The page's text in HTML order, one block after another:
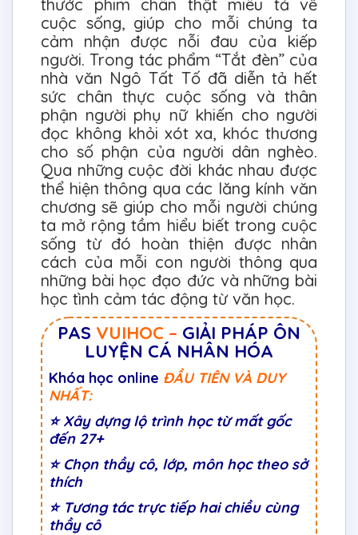
thước phim chân thật miêu tả về
cuộc sống, giúp cho mỗi chúng ta
cảm nhận được nỗi đau của kiếp
người. Trong tác phẩm “Tắt đèn” của
nhà văn Ngô Tất Tố đã diễn tả hết
sức chân thực cuộc sống và thân
phận người phụ nữ khiến cho người
đọc không khỏi xót xa, khóc thương
cho số phận của người dân nghèo.
Qua những cuộc đời khác nhau được
thể hiện thông qua các lăng kính văn
chương sẽ giúp cho mỗi người chúng
ta mở rộng tầm hiểu biết trong cuộc
sống từ đó hoàn thiện được nhân
cách của mỗi con người thông qua
những bài học đạo đức và những bài
học tình cảm tác động từ văn học.
PAS VUIHOC – GIẢI PHÁP ÔN
LUYỆN CÁ NHÂN HÓA
Khóa học online ĐẦU TIÊN VÀ DUY
NHẤT:
⭐Xây dựng lộ trình học từ mất gốc
đến 27+
⭐ Chọn thầy cô, lớp, môn học theo sở
thích
⭐ Tương tác trực tiếp hai chiều cùng
thầy cô